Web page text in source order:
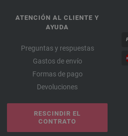
ATENCIÓN AL CLIENTE Y
AYUDA
Preguntas y respuestas
Gastos de envío
Formas de pago
Devoluciones
RESCINDIR EL
CONTRATO